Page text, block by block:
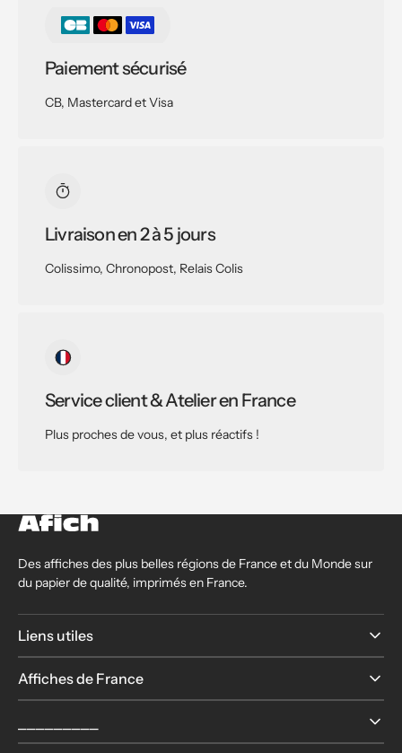
Paiement sécurisé
CB, Mastercard et Visa
Livraison en 2 à 5 jours
Colissimo, Chronopost, Relais Colis
Service client & Atelier en France
Plus proches de vous, et plus réactifs !
Des affiches des plus belles régions de France et du Monde sur
du papier de qualité, imprimés en France.
Liens utiles
Affiches de France